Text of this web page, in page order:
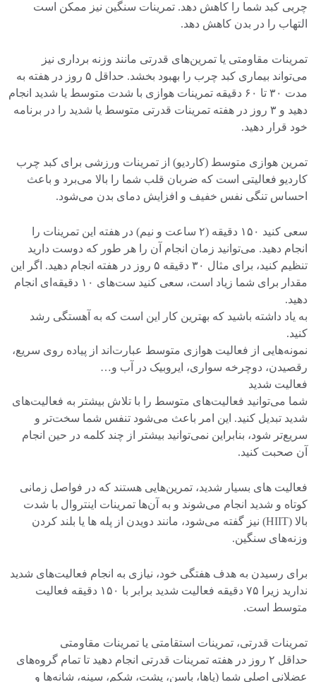
چربی کبد شما را کاهش دهد. تمرینات سنگین نیز ممکن است
التهاب را در بدن کاهش دهد.
تمرینات مقاومتی یا تمرین‌های قدرتی مانند وزنه برداری نیز
می‌تواند بیماری کبد چرب را بهبود بخشد. حداقل ۵ روز در هفته به
مدت ۳۰ تا ۶۰ دقیقه تمرینات هوازی با شدت متوسط ​​یا شدید انجام
دهید و ۳ روز در هفته تمرینات قدرتی متوسط ​​یا شدید را در برنامه
خود قرار دهید.
تمرین هوازی متوسط ​​(کاردیو) از تمرینات ورزشی برای کبد چرب
کاردیو فعالیتی است که ضربان قلب شما را بالا می‌برد و باعث
احساس تنگی نفس خفیف و افزایش دمای بدن می‌شود.
سعی کنید ۱۵۰ دقیقه (۲ ساعت و نیم) در هفته این تمرینات را
انجام دهید. می‌توانید زمان انجام آن را هر طور که دوست دارید
تنظیم کنید، برای مثال ۳۰ دقیقه ۵ روز در هفته انجام دهید. اگر این
مقدار برای شما زیاد است، سعی کنید ست‌‌های ۱۰ دقیقه‌ای انجام
دهید.
به یاد داشته باشید که بهترین کار این است که به آهستگی رشد
کنید.
نمونه‌هایی از فعالیت هوازی متوسط ​​عبارت‌اند از پیاده روی سریع،
رقصیدن، دوچرخه سواری، ایروبیک در آب و…
فعالیت شدید
شما می‌توانید فعالیت‌های متوسط ​​را با تلاش بیشتر به فعالیت‌های
شدید تبدیل کنید. این امر باعث می‌شود تنفس شما سخت‌تر و
سریع‌تر شود، بنابراین نمی‌توانید بیشتر از چند کلمه در حین انجام
آن صحبت کنید.
فعالیت های بسیار شدید، تمرین‌هایی هستند که در فواصل زمانی
کوتاه و شدید انجام می‌شوند و به آن‌ها تمرینات اینتروال با شدت
بالا (HIIT) نیز گفته می‌شود، مانند دویدن از پله ها یا بلند کردن
وزنه‌های سنگین.
برای رسیدن به هدف هفتگی خود، نیازی به انجام فعالیت‌های شدید
ندارید زیرا ۷۵ دقیقه فعالیت شدید برابر با ۱۵۰ دقیقه فعالیت
متوسط ​​است.
تمرینات قدرتی، تمرینات استقامتی یا تمرینات مقاومتی
حداقل ۲ روز در هفته تمرینات قدرتی انجام دهید تا تمام گروه‌های
عضلانی اصلی شما (پاها، باسن، پشت، شکم، سینه، شانه‌ها و